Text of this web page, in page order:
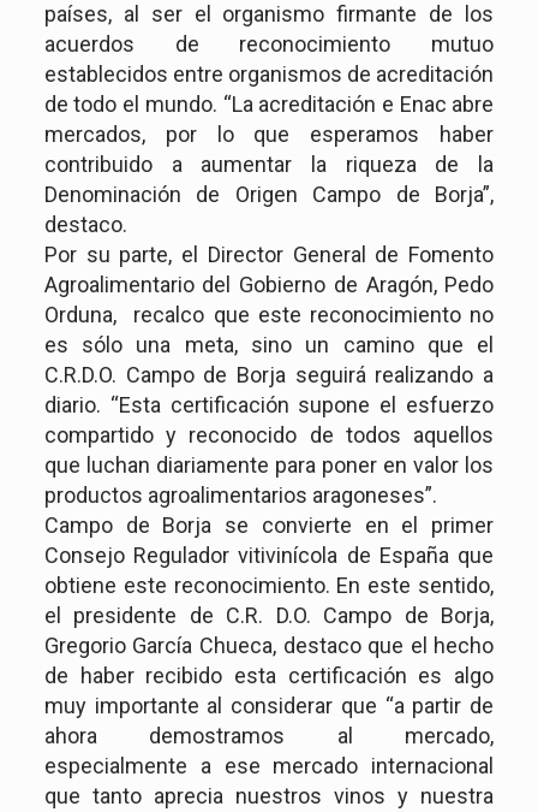
países, al ser el organismo firmante de los
acuerdos de reconocimiento mutuo
establecidos entre organismos de acreditación
de todo el mundo. “La acreditación e Enac abre
mercados, por lo que esperamos haber
contribuido a aumentar la riqueza de la
Denominación de Origen Campo de Borja”,
destaco.
Por su parte, el Director General de Fomento
Agroalimentario del Gobierno de Aragón, Pedo
Orduna, recalco que este reconocimiento no
es sólo una meta, sino un camino que el
C.R.D.O. Campo de Borja seguirá realizando a
diario. “Esta certificación supone el esfuerzo
compartido y reconocido de todos aquellos
que luchan diariamente para poner en valor los
productos agroalimentarios aragoneses”.
Campo de Borja se convierte en el primer
Consejo Regulador vitivinícola de España que
obtiene este reconocimiento. En este sentido,
el presidente de C.R. D.O. Campo de Borja,
Gregorio García Chueca, destaco que el hecho
de haber recibido esta certificación es algo
muy importante al considerar que “a partir de
ahora demostramos al mercado,
especialmente a ese mercado internacional
que tanto aprecia nuestros vinos y nuestra